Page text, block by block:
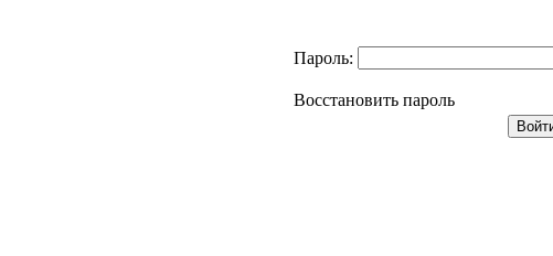
Пароль:
Восстановить пароль